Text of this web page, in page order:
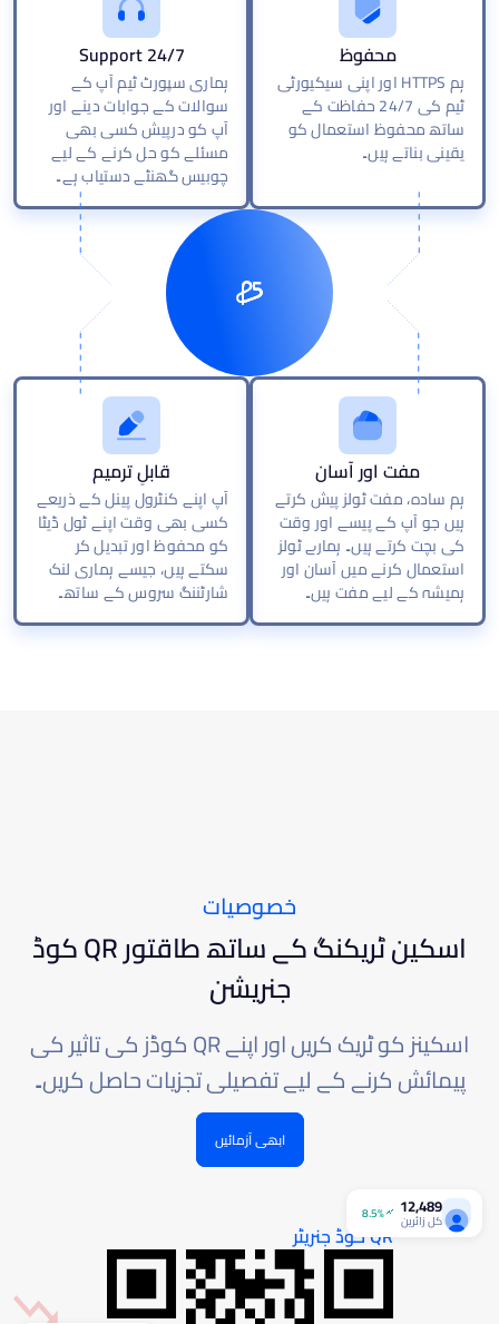
محفوظ
ہم HTTPS اور اپنی سیکیورٹی
ٹیم کی 24/7 حفاظت کے
ساتھ محفوظ استعمال کو
یقینی بناتے ہیں۔
24/7 Support
ہماری سپورٹ ٹیم آپ کے
سوالات کے جوابات دینے اور
آپ کو درپیش کسی بھی
مسئلے کو حل کرنے کے لیے
چوبیس گھنٹے دستیاب ہے۔
مفت اور آسان
ہم سادہ، مفت ٹولز پیش کرتے
ہیں جو آپ کے پیسے اور وقت
کی بچت کرتے ہیں۔ ہمارے ٹولز
استعمال کرنے میں آسان اور
ہمیشہ کے لیے مفت ہیں۔
قابلِ ترمیم
آپ اپنے کنٹرول پینل کے ذریعے
کسی بھی وقت اپنے ٹول ڈیٹا
کو محفوظ اور تبدیل کر
سکتے ہیں، جیسے ہماری لنک
شارٹننگ سروس کے ساتھ۔
QR کوڈ جنریٹر
12,489
کل زائرین 8.5%
خصوصیات
اسکین ٹریکنگ کے ساتھ طاقتور QR کوڈ
جنریشن
اسکینز کو ٹریک کریں اور اپنے QR کوڈز کی تاثیر کی
پیمائش کرنے کے لیے تفصیلی تجزیات حاصل کریں۔
ابھی آزمائیں